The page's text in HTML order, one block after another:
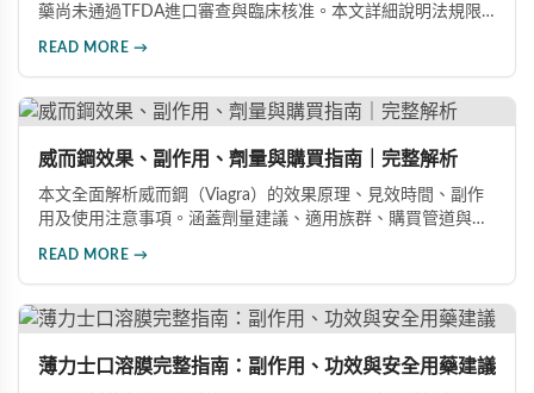
藥尚未通過TFDA進口審查與臨床核准。本文詳細說明法規限
READ MORE →
威而鋼效果、副作用、劑量與購買指南｜完整解析
本文全面解析威而鋼（Viagra）的效果原理、見效時間、副作
用及使用注意事項。涵蓋劑量建議、適用族群、購買管道與價
READ MORE →
薄力士口溶膜完整指南：副作用、功效與安全用藥建議